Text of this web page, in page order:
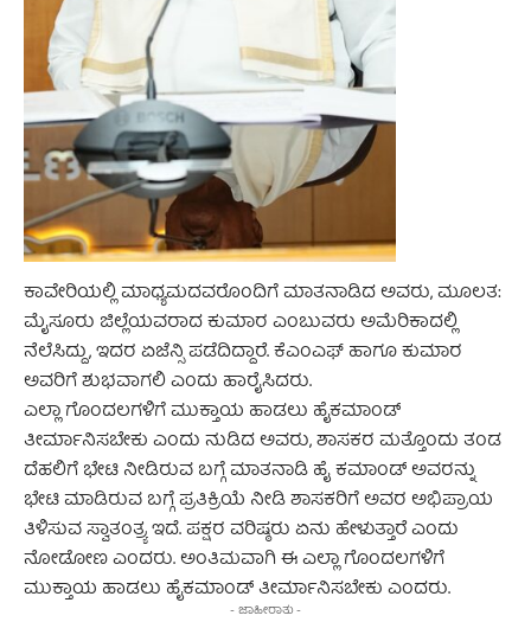
ಕಾವೇರಿಯಲ್ಲಿ ಮಾಧ್ಯಮದವರೊಂದಿಗೆ ಮಾತನಾಡಿದ ಅವರು, ಮೂಲತ:
ಮೈಸೂರು ಜಿಲ್ಲೆಯವರಾದ ಕುಮಾರ ಎಂಬುವರು ಅಮೆರಿಕಾದಲ್ಲಿ
ನೆಲೆಸಿದ್ದು, ಇದರ ಏಜೆನ್ಸಿ ಪಡೆದಿದ್ದಾರೆ. ಕೆಎಂಎಫ್ ಹಾಗೂ ಕುಮಾರ
ಅವರಿಗೆ ಶುಭವಾಗಲಿ ಎಂದು ಹಾರೈಸಿದರು.
ಎಲ್ಲಾ ಗೊಂದಲಗಳಿಗೆ ಮುಕ್ತಾಯ ಹಾಡಲು ಹೈಕಮಾಂಡ್
ತೀರ್ಮಾನಿಸಬೇಕು ಎಂದು ನುಡಿದ ಅವರು, ಶಾಸಕರ ಮತ್ತೊಂದು ತಂಡ
ದೆಹಲಿಗೆ ಭೇಟಿ ನೀಡಿರುವ ಬಗ್ಗೆ ಮಾತನಾಡಿ ಹೈ ಕಮಾಂಡ್ ಅವರನ್ನು
ಭೇಟಿ ಮಾಡಿರುವ ಬಗ್ಗೆ ಪ್ರತಿಕ್ರಿಯೆ ನೀಡಿ ಶಾಸಕರಿಗೆ ಅವರ ಅಭಿಪ್ರಾಯ
ತಿಳಿಸುವ ಸ್ವಾತಂತ್ರ್ಯ ಇದೆ. ಪಕ್ಷರ ವರಿಷ್ಠರು ಏನು ಹೇಳುತ್ತಾರೆ ಎಂದು
ನೋಡೋಣ ಎಂದರು. ಅಂತಿಮವಾಗಿ ಈ ಎಲ್ಲಾ ಗೊಂದಲಗಳಿಗೆ
ಮುಕ್ತಾಯ ಹಾಡಲು ಹೈಕಮಾಂಡ್ ತೀರ್ಮಾನಿಸಬೇಕು ಎಂದರು.
- ಜಾಹೀರಾತು -